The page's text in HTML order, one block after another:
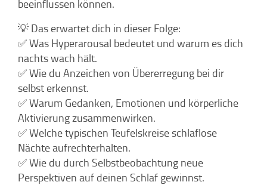
beeinflussen können.
💡 Das erwartet dich in dieser Folge:
✅ Was Hyperarousal bedeutet und warum es dich
nachts wach hält.
✅ Wie du Anzeichen von Übererregung bei dir
selbst erkennst.
✅ Warum Gedanken, Emotionen und körperliche
Aktivierung zusammenwirken.
✅ Welche typischen Teufelskreise schlaflose
Nächte aufrechterhalten.
✅ Wie du durch Selbstbeobachtung neue
Perspektiven auf deinen Schlaf gewinnst.